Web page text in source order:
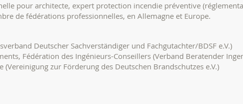
pour architecte, expert protection incendie préventive
de fédérations professionnelles, en Allemagne et Europe.
Deutscher Sachverständiger und Fachgutachter/BDSF e.V.)
Fédération des Ingénieurs-Conseillers (Verband Beratender
zur Förderung des Deutschen Brandschutzes e.V.)